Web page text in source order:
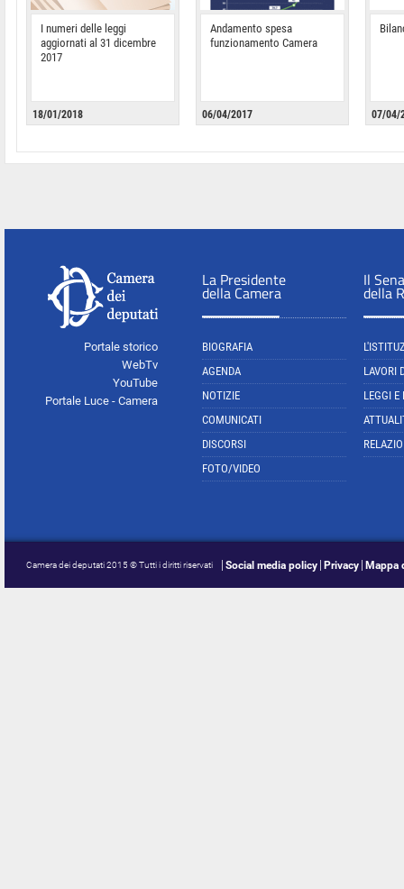
I numeri delle leggi
aggiornati al 31 dicembre
2017
18/01/2018
Andamento spesa
funzionamento Camera
06/04/2017 07/04/
Portale storico
WebTv
YouTube
Portale Luce - Camera
La Presidente
della Camera
BIOGRAFIA
AGENDA
NOTIZIE
COMUNICATI
DISCORSI
FOTO/VIDEO
Il
della
LAVORI
LEGGI E
Camera dei deputati 2015 © Tutti i diritti riservati Social media policy Privacy Mappa